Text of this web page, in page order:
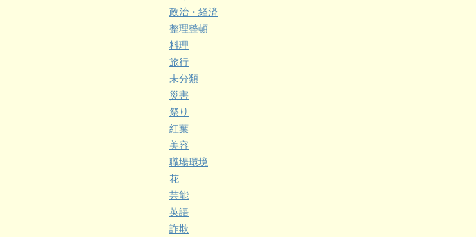
政治・経済
整理整頓
料理
旅行
未分類
災害
祭り
紅葉
美容
職場環境
花
芸能
英語
詐欺